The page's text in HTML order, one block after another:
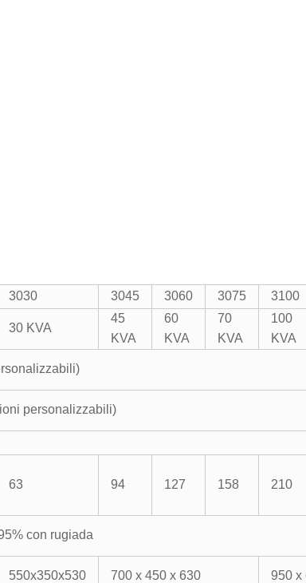
3030 3045 3060 3075 3100
30 KVA
45
KVA
60
KVA
70
KVA
100
KVA
personalizzabili)
63 94 127 158 210
con rugiada
550x350x530 700 x 450 x 630 950 x